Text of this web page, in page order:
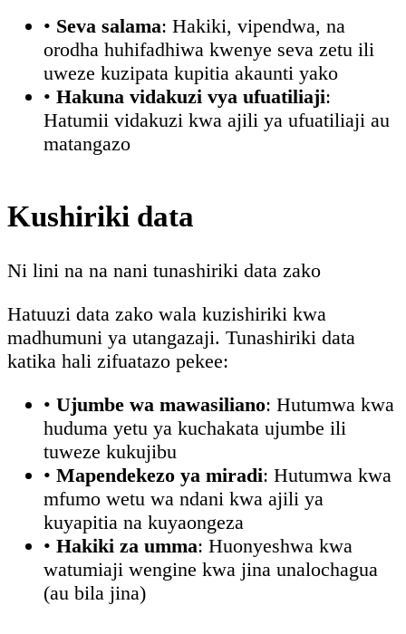
• Seva salama: Hakiki, vipendwa, na
orodha huhifadhiwa kwenye seva zetu ili
uweze kuzipata kupitia akaunti yako
• Hakuna vidakuzi vya ufuatiliaji:
Hatumii vidakuzi kwa ajili ya ufuatiliaji au
matangazo
Kushiriki data
Ni lini na na nani tunashiriki data zako
Hatuuzi data zako wala kuzishiriki kwa
madhumuni ya utangazaji. Tunashiriki data
katika hali zifuatazo pekee:
• Ujumbe wa mawasiliano: Hutumwa kwa
huduma yetu ya kuchakata ujumbe ili
tuweze kukujibu
• Mapendekezo ya miradi: Hutumwa kwa
mfumo wetu wa ndani kwa ajili ya
kuyapitia na kuyaongeza
• Hakiki za umma: Huonyeshwa kwa
watumiaji wengine kwa jina unalochagua
(au bila jina)